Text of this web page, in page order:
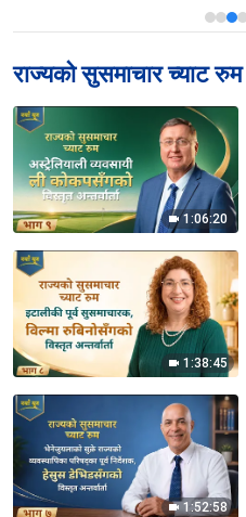
आफ्नो जेल सजाय काटेर रिहा...
राज्यको सुसमाचार च्याट रुम
1:06:20
1:38:45
1:52:58